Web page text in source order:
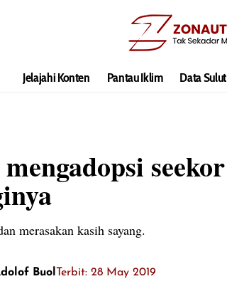
Jelajahi Konten Pantau Iklim Data Sulut
merasakan kasih sayang.
Buol Terbit: 28 May 2019